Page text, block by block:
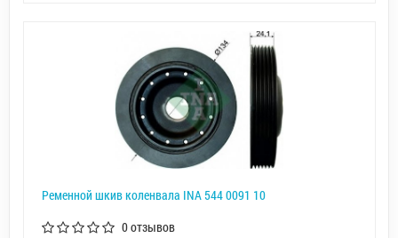
Ременной шкив коленвала INA 544 0091 10
0 отзывов